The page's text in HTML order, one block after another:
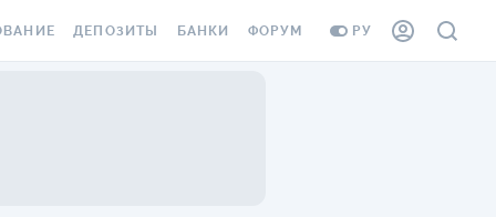
РУ
ДЕПОЗИТЫ БАНКИ ФОРУМ